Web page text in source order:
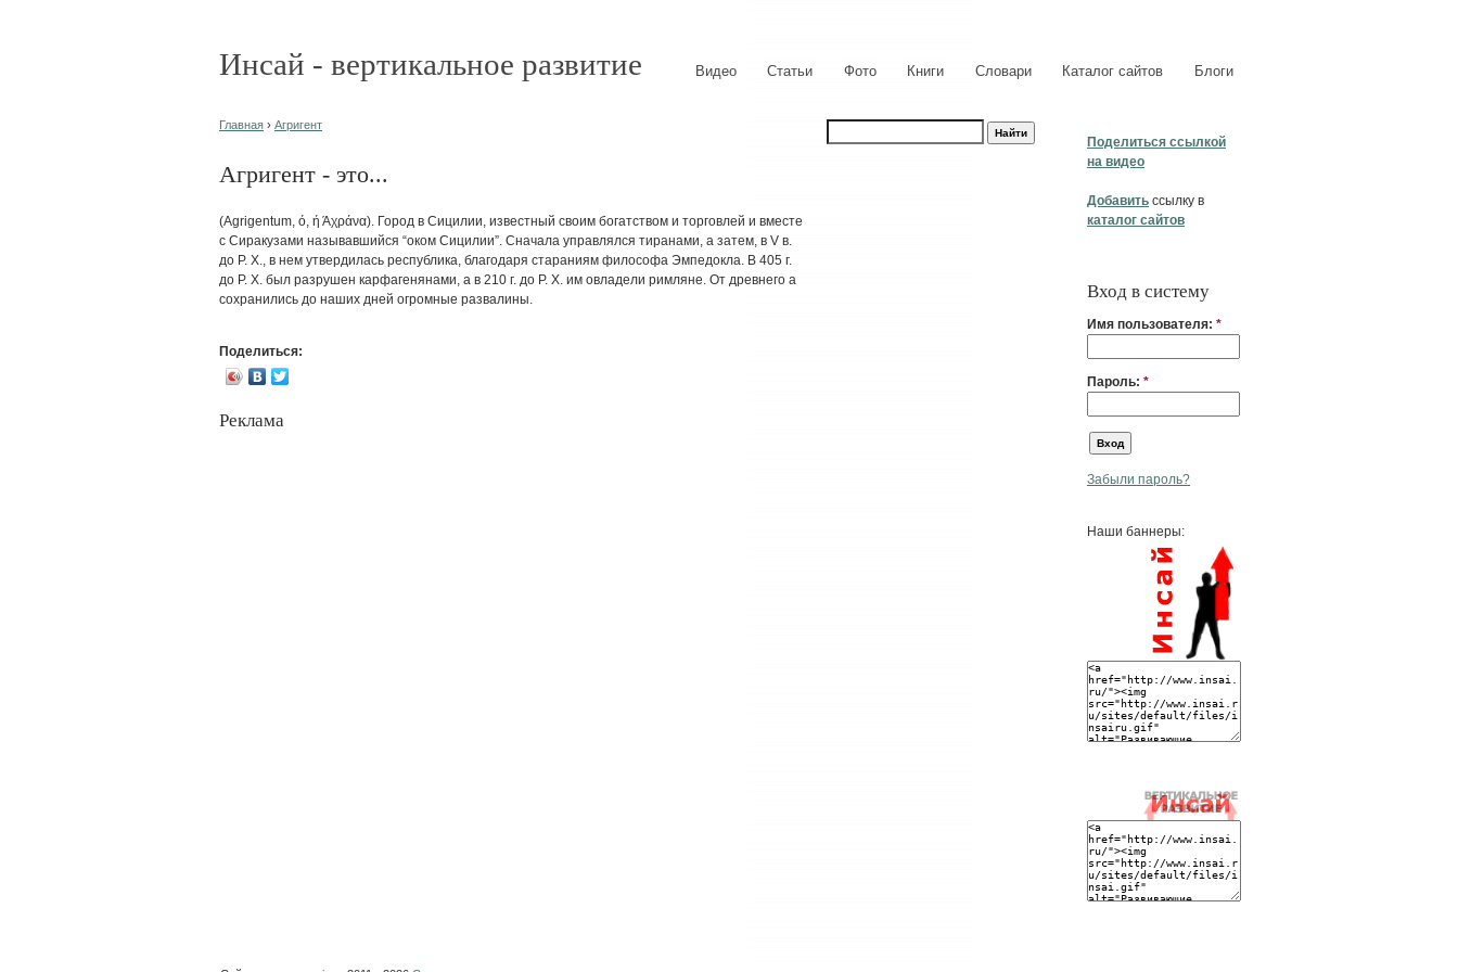
Инсай - вертикальное развитие Видео Статьи Фото Книги Словари Каталог сайтов Блоги
Поделиться ссылкой
на видео
Добавить ссылку в
каталог сайтов
Вход в систему
Имя пользователя: *
Пароль: *
Забыли пароль?
Наши баннеры:
Главная › Агригент
Агригент - это...
(Agrigentum, ό, ή Άχράνα). Город в Сицилии, известный своим богатством и торговлей и вместе
с Сиракузами называвшийся “оком Сицилии”. Сначала управлялся тиранами, а затем, в V в.
до Р. X., в нем утвердилась республика, благодаря стараниям философа Эмпедокла. В 405 г.
до Р. X. был разрушен карфагенянами, а в 210 г. до Р. X. им овладели римляне. От древнего а
сохранились до наших дней огромные развалины.
Поделиться:
Реклама